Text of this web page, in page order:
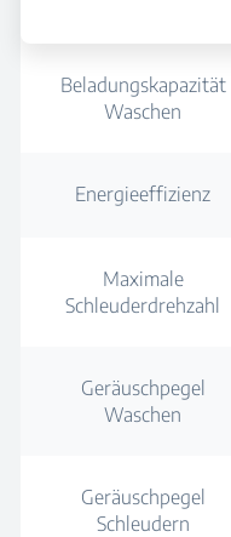
Beladungskapazität
Waschen
Energieeffizienz
Maximale
Schleuderdrehzahl
Geräuschpegel
Waschen
Geräuschpegel
Schleudern